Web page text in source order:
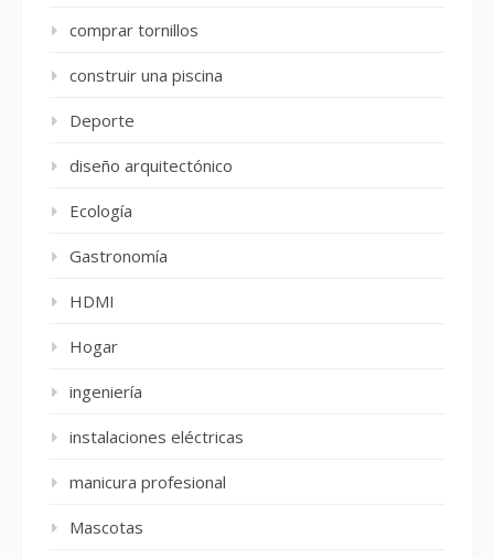
comprar tornillos
construir una piscina
Deporte
diseño arquitectónico
Ecología
Gastronomía
HDMI
Hogar
ingeniería
instalaciones eléctricas
manicura profesional
Mascotas